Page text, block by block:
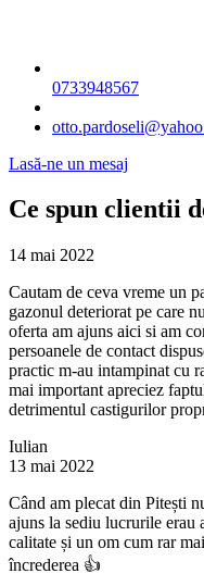
0733948567
Lasă-ne un mesaj
Ce spun clientii
14 mai 2022
Cautam de ceva vreme un
gazonul deteriorat pe care
oferta am ajuns aici si am
persoanele de contact
practic m-au intampinat cu
mai important apreciez
detrimentul castigurilor
Iulian
13 mai 2022
Când am plecat din Pitești
ajuns la sediu lucrurile erau
calitate și un om cum rar
încrederea 👍